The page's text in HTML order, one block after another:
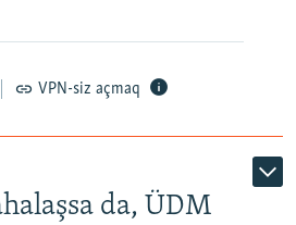
VPN-siz açmaq
da, ÜDM